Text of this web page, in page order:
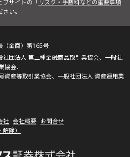
ブサイトの「リスク・手数料などの重要事項
い。
金商）第165号
社団法人 第二種金融商品取引業協会、一般社
会、
資産等取引業協会、一般社団法人 資産運用業
社 会社概要 お問合せ
除）